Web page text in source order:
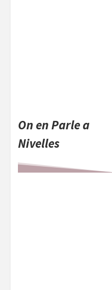
On en Parle a
Nivelles